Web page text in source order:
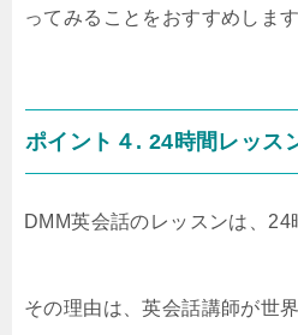
ってみることをおすすめします
ポイント４. 24時間レッス
DMM英会話のレッスンは、24
その理由は、英会話講師が世